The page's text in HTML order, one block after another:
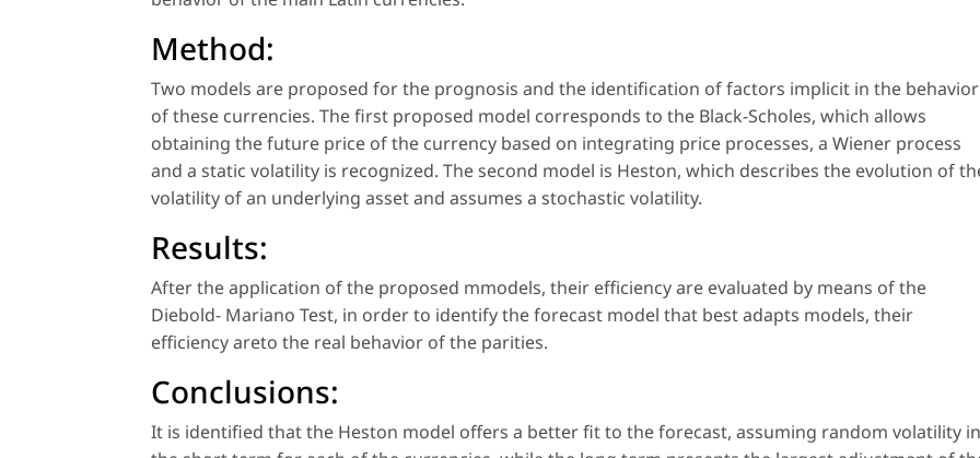
Method:
Two models are proposed for the prognosis and the identification of factors implicit in the behavior
of these currencies. The first proposed model corresponds to the Black-Scholes, which allows
obtaining the future price of the currency based on integrating price processes, a Wiener process
and a static volatility is recognized. The second model is Heston, which describes the evolution of
volatility of an underlying asset and assumes a stochastic volatility.
Results:
After the application of the proposed mmodels, their efficiency are evaluated by means of the
Diebold- Mariano Test, in order to identify the forecast model that best adapts models, their
efficiency areto the real behavior of the parities.
Conclusions:
It is identified that the Heston model offers a better fit to the forecast, assuming random volatility in